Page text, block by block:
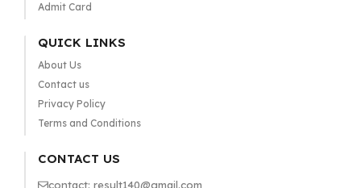
Admit Card
QUICK LINKS
About Us
Contact us
Privacy Policy
Terms and Conditions
CONTACT US
contact: result140@gmail.com